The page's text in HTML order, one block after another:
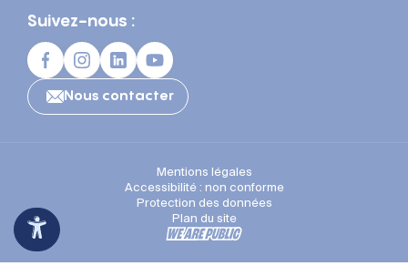
Suivez-nous :
Nous contacter
Mentions légales
Accessibilité : non conforme
Protection des données
Plan du site